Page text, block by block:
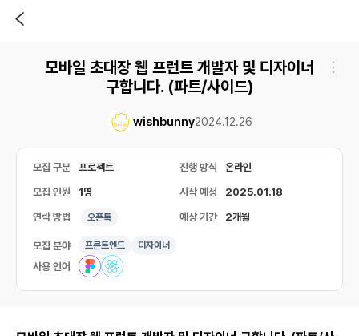
모바일 초대장 웹 프런트 개발자 및 디자이너
구합니다. (파트/사이드)
wishbunny2024.12.26
모집 구분 프로젝트 진행 방식 온라인
모집 인원 1명 시작 예정 2025.01.18
연락 방법 오픈톡 예상 기간 2개월
모집 분야 프론트엔드 디자이너
사용 언어